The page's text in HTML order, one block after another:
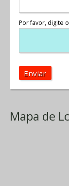
Por favor, digite
Enviar
Mapa de